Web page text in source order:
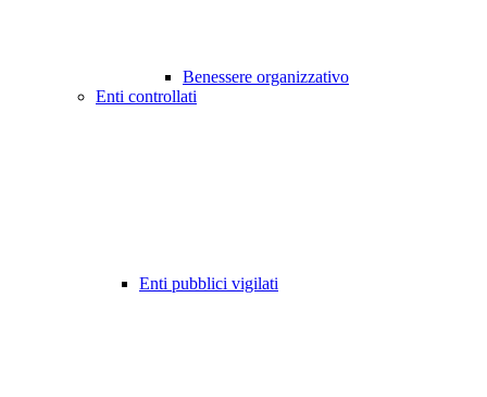
Benessere organizzativo
Enti controllati
Enti pubblici vigilati